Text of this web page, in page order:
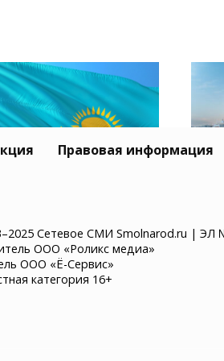
хочет ввести
разрешение на
для иностранцев
и
Правовая информация
Сетевое СМИ Smolnarod.ru | ЭЛ
ООО «Роликс медиа»
ООО «Ё-Сервис»
категория 16+